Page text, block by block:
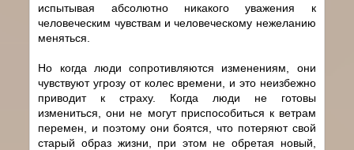
испытывая абсолютно никакого уважения к
человеческим чувствам и человеческому нежеланию
меняться.
Но когда люди сопротивляются изменениям, они
чувствуют угрозу от колес времени, и это неизбежно
приводит к страху. Когда люди не готовы
измениться, они не могут приспособиться к ветрам
перемен, и поэтому они боятся, что потеряют свой
старый образ жизни, при этом не обретая новый,